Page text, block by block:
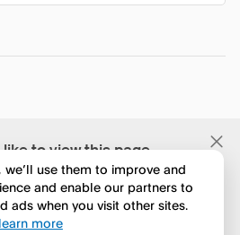
like to view this page
in English?
a esplorare
use them to improve and
and enable our partners to
ads when you visit other sites.
more